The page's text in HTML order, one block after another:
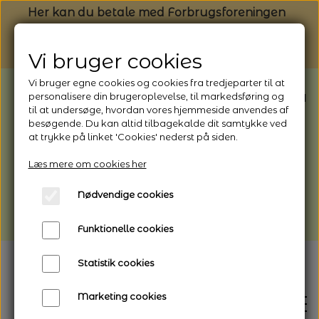
Her kan du betale med Forbrugsforeningen
BEMÆRK: Butikken har ferielukket* fra
1/8 - 9/8 - 2026
*Webshoppen er åben og sender hele
afhentning
Vi gør opmærksom på, at der kan være lidt
længere leveringstid
Vi bruger cookies
Vi bruger egne cookies og cookies fra tredjeparter til at
personalisere din brugeroplevelse, til markedsføring og
til at undersøge, hvordan vores hjemmeside anvendes af
besøgende. Du kan altid tilbagekalde dit samtykke ved
at trykke på linket 'Cookies' nederst på siden.
Læs mere om cookies her
Nødvendige cookies
Funktionelle cookies
Statistik cookies
Marketing cookies